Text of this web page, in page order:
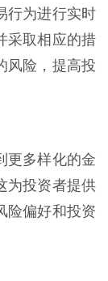
行为进行实时
采取相应的措
风险，提高投
更多样化的金
为投资者提供
险偏好和投资